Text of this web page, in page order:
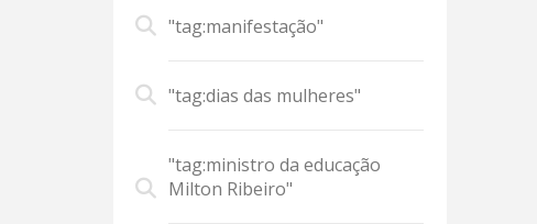
"tag:manifestação"
"tag:dias das mulheres"
"tag:ministro da educação
Milton Ribeiro"